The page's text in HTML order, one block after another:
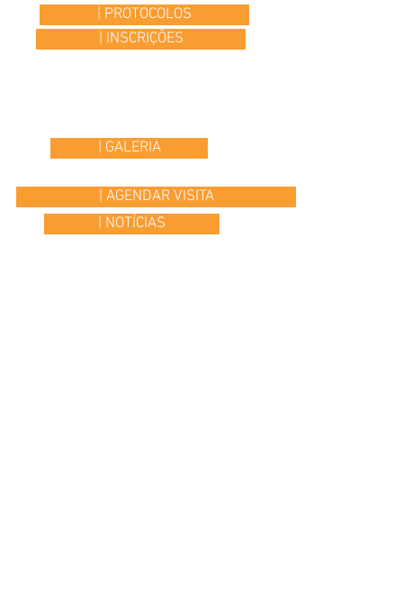
| PROTOCOLOS
| INSCRIÇÕES
| GALERIA
| AGENDAR VISITA
| NOTÍCIAS